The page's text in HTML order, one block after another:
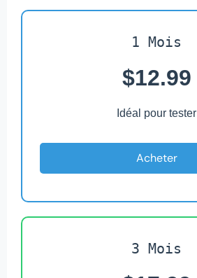
1 Mois
$12.99
Idéal pour tester
Acheter
3 Mois